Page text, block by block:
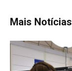
Mais Notícias